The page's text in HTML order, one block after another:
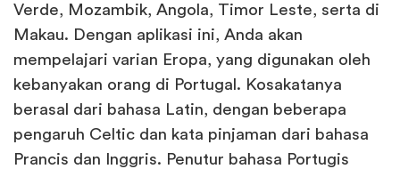
Verde, Mozambik, Angola, Timor Leste, serta di
Makau. Dengan aplikasi ini, Anda akan
mempelajari varian Eropa, yang digunakan oleh
kebanyakan orang di Portugal. Kosakatanya
berasal dari bahasa Latin, dengan beberapa
pengaruh Celtic dan kata pinjaman dari bahasa
Prancis dan Inggris. Penutur bahasa Portugis